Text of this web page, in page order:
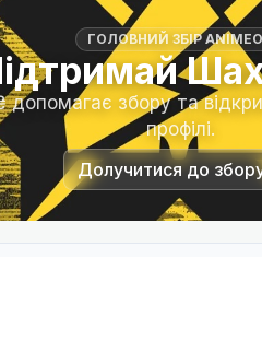
ГОЛОВНИЙ ЗБІР
допомагає збору та
профілі.
Долучитися до